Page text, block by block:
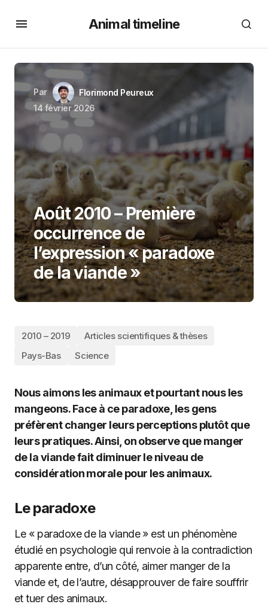
Animal timeline
Par
Florimond Peureux
14 février 2026
Août 2010 – Première
occurrence de
l’expression « paradoxe
de la viande »
2010 – 2019
Articles scientifiques & thèses
Pays-Bas
Science
Nous aimons les animaux et pourtant nous les
mangeons. Face à ce paradoxe, les gens
préfèrent changer leurs perceptions plutôt que
leurs pratiques. Ainsi, on observe que manger
de la viande fait diminuer le niveau de
considération morale pour les animaux.
Le paradoxe
Le « paradoxe de la viande » est un phénomène
étudié en psychologie qui renvoie à la contradiction
apparente entre, d’un côté, aimer manger de la
viande et, de l’autre, désapprouver de faire souffrir
et tuer des animaux.